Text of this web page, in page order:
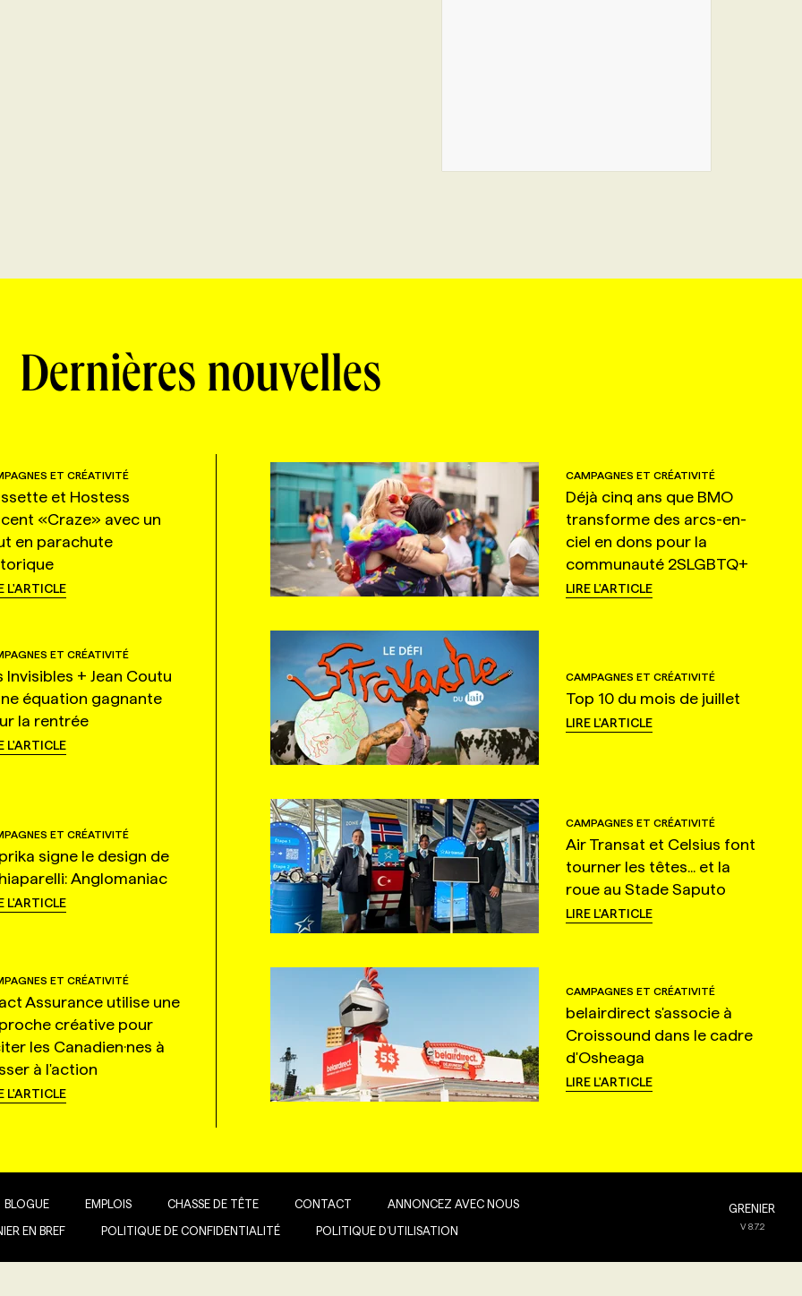
Dernières nouvelles
ET CRÉATIVITÉ
et Hostess
«Craze» avec un
en parachute
L'ARTICLE
CAMPAGNES ET CRÉATIVITÉ
Déjà cinq ans que BMO
transforme des arcs-en-
ciel en dons pour la
communauté 2SLGBTQ+
LIRE L'ARTICLE
ET CRÉATIVITÉ
Invisibles + Jean Coutu
équation gagnante
la rentrée
L'ARTICLE
CAMPAGNES ET CRÉATIVITÉ
Top 10 du mois de juillet
LIRE L'ARTICLE
ET CRÉATIVITÉ
signe le design de
Anglomaniac
L'ARTICLE
CAMPAGNES ET CRÉATIVITÉ
Air Transat et Celsius font
tourner les têtes... et la
roue au Stade Saputo
LIRE L'ARTICLE
ET CRÉATIVITÉ
Assurance utilise une
créative pour
les Canadien·nes à
à l'action
L'ARTICLE
CAMPAGNES ET CRÉATIVITÉ
belairdirect s'associe à
Croissound dans le cadre
d'Osheaga
LIRE L'ARTICLE
BLOGUE EMPLOIS CHASSE DE TÊTE CONTACT ANNONCEZ AVEC NOUS
EN BREF POLITIQUE DE CONFIDENTIALITÉ POLITIQUE D’UTILISATION
GRENIER
V8.7.2